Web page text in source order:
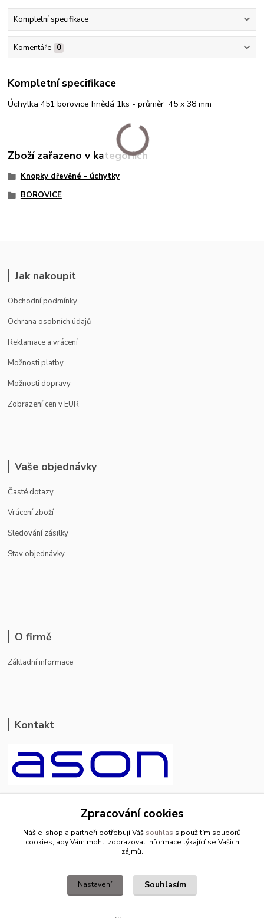
Kompletní specifikace
Komentáře 0
Kompletní specifikace
Úchytka 451 borovice hnědá 1ks - průměr 45 x 38 mm
Zboží zařazeno v kategoriích
Knopky dřevěné - úchytky
BOROVICE
Jak nakoupit
Obchodní podmínky
Ochrana osobních údajů
Reklamace a vrácení
Možnosti platby
Možnosti dopravy
Zobrazení cen v EUR
Vaše objednávky
Časté dotazy
Vrácení zboží
Sledování zásilky
Stav objednávky
O firmě
Základní informace
Kontakt
+420 799 500 769
pracovní dny 8-11hod.,13-15hod.
Zpracování cookies
Náš e-shop a partneři potřebují Váš souhlas s použitím souborů
cookies, aby Vám mohli zobrazovat informace týkající se Vašich
zájmů.
Nastavení Souhlasím